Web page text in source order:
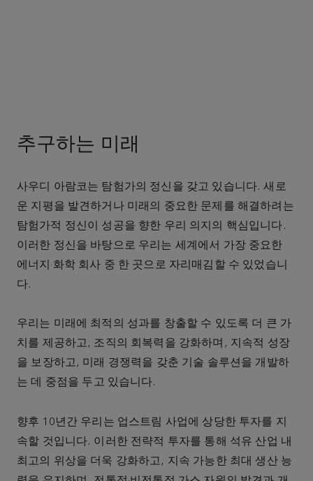
추구하는 미래
사우디 아람코는 탐험가의 정신을 갖고 있습니다.새로
운 지평을 발견하거나 미래의 중요한 문제를 해결하려는
탐험가적 정신이 성공을 향한 우리 의지의 핵심입니다.
이러한 정신을 바탕으로 우리는 세계에서 가장 중요한
에너지·화학 회사 중 한 곳으로 자리매김할 수 있었습니
다.
우리는 미래에 최적의 성과를 창출할 수 있도록 더 큰 가
치를 제공하고, 조직의 회복력을 강화하며 , 지속적 성장
을 보장하고, 미래 경쟁력을 갖춘 기술 솔루션을 개발하
는 데 중점을 두고 있습니다.
향후 10년간 우리는 업스트림 사업에 상당한 투자를 지
속할 것입니다. 이러한 전략적 투자를 통해 석유 산업 내
최고의
위상을 더욱 강화하고, 지속 가능한 최대 생산 능